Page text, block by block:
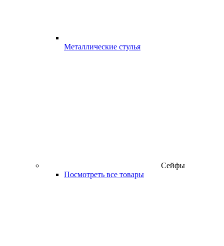
Металлические стулья
Сейфы
Посмотреть все товары